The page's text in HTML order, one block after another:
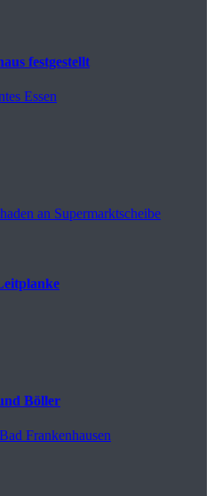
festgestellt
Essen
an Supermarktscheibe
Böller
Frankenhausen